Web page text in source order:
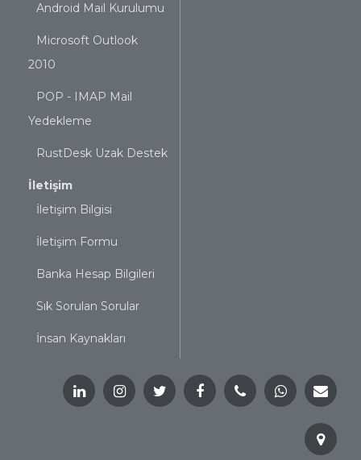
Android Mail Kurulumu
Microsoft Outlook
2010
POP - IMAP Mail
Yedekleme
RustDesk Uzak Destek
İletişim
İletişim Bilgisi
İletişim Formu
Banka Hesap Bilgileri
Sık Sorulan Sorular
İnsan Kaynakları